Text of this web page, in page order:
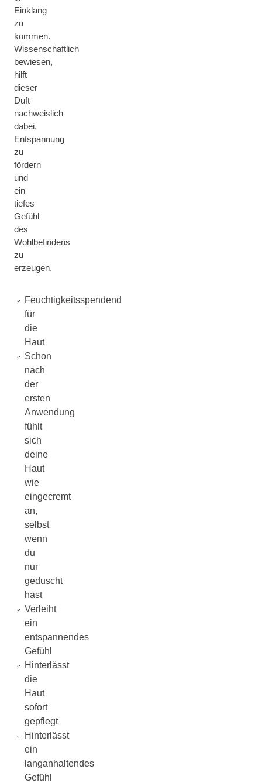
Einklang
zu
kommen.
Wissenschaftlich
bewiesen,
hilft
dieser
Duft
nachweislich
dabei,
Entspannung
zu
fördern
und
ein
tiefes
Gefühl
des
Wohlbefindens
zu
erzeugen.
Feuchtigkeitsspendend
für
die
Haut
Schon
nach
der
ersten
Anwendung
fühlt
sich
deine
Haut
wie
eingecremt
an,
selbst
wenn
du
nur
geduscht
hast
Verleiht
ein
entspannendes
Gefühl
Hinterlässt
die
Haut
sofort
gepflegt
Hinterlässt
ein
langanhaltendes
Gefühl